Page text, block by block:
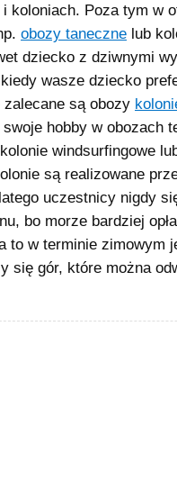
koloniach. Poza tym w
obozy taneczne lub
dziecko z dziwnymi
wasze dziecko
są obozy
hobby w obozach
windsurfingowe
są realizowane
uczestnicy nigdy
bo morze bardziej
to w terminie zimowym
się gór, które można